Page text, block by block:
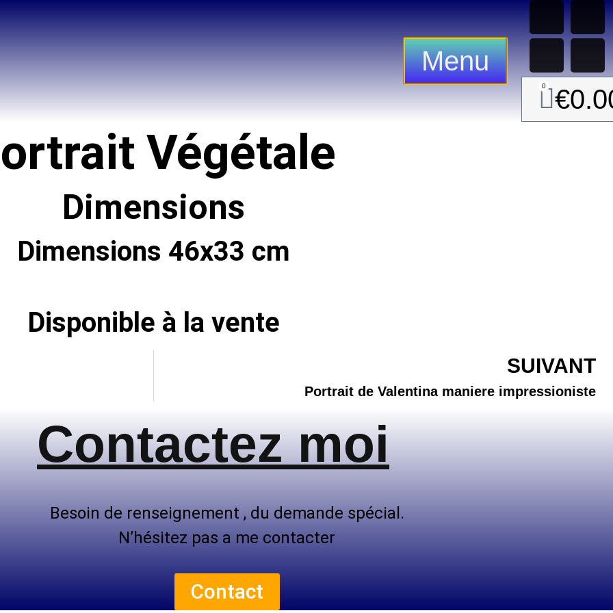
Menu
€
0
Végétale
Dimensions
Dimensions 46x33 cm
Disponible à la vente
SUIVANT
Portrait de Valentina maniere impressioniste
Contactez moi
Besoin de renseignement , du demande spécial.
N’hésitez pas a me contacter
Contact